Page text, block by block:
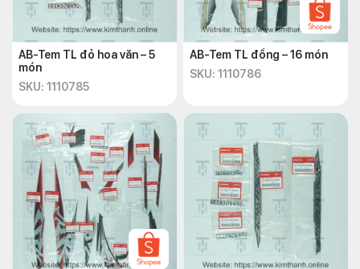
AB-Tem TL đỏ hoa văn – 5
món
SKU: 1110785
AB-Tem TL đồng – 16 món
SKU: 1110786